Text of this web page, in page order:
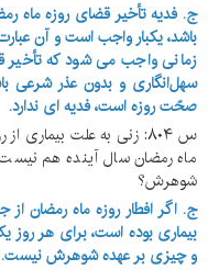
ج. فدیه تأخیر قضای روزه ماه
باشد، یکبار واجب است و آن
زمانی واجب می شود که تأخیر
سهل‌انگاری و بدون عذر شرعی
صحّت روزه است، فدیه ای ندارد.
س ۸۰۴: زنی به علت بیماری
ماه رمضان سال آینده هم
شوهرش؟
ج. اگر افطار روزه ماه رمضان
بیماری بوده است، برای هر
و چیزی بر عهده شوهرش نیست.